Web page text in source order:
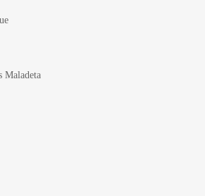
Maladeta